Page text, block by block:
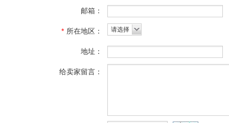
邮箱：
* 所在地区： 请选择
地址：
给卖家留言：